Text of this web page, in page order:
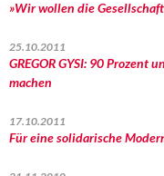
»Wir wollen die
25.10.2011
GREGOR GYSI: 90 Prozent
machen
17.10.2011
Für eine solidarische